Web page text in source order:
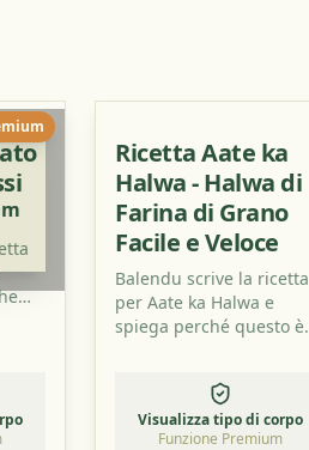
Ricetta Aate ka
Halwa - Halwa di
Farina di Grano
Facile e Veloce
Balendu scrive la ricetta
per Aate ka Halwa e
spiega perché questo è
Visualizza tipo di corpo
Funzione Premium